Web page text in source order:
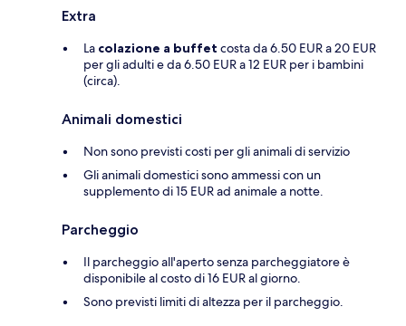
Extra
La colazione a buffet costa da 6.50 EUR a 20 EUR
per gli adulti e da 6.50 EUR a 12 EUR per i bambini
(circa).
Animali domestici
Non sono previsti costi per gli animali di servizio
Gli animali domestici sono ammessi con un
supplemento di 15 EUR ad animale a notte.
Parcheggio
Il parcheggio all'aperto senza parcheggiatore è
disponibile al costo di 16 EUR al giorno.
Sono previsti limiti di altezza per il parcheggio.